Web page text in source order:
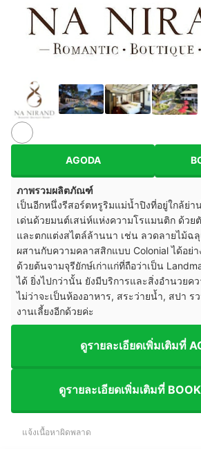
AGODA
ภาพรวมผลิตภัณฑ์
เป็นอีกหนึ่งรีสอร์ตหรูริมแม่น้ำปิงที่อยู่ใกล้ย่
เด่นด้วยมนต์เสน่ห์แห่งความโรแมนติก ด้วย
และตกแต่งสไตล์ล้านนา เช่น ลวดลายไม้ฉ
ผสานกับความคลาสสิกแบบ Colonial ได้อย่
ด้วยต้นจามจุรียักษ์เก่าแก่ที่ถือว่าเป็น
ได้ ยิ่งไปกว่านั้น ยังมีบริการและสิ่งอำนวยค
ไม่ว่าจะเป็นห้องอาหาร, สระว่ายน้ำ, สปา ร
งานเลี้ยงอีกด้วยค่ะ
ดูรายละเอียดเพิ่มเติมที่
ดูรายละเอียดเพิ่มเติมที่
แจ้งเนื้อหาผิดพลาด